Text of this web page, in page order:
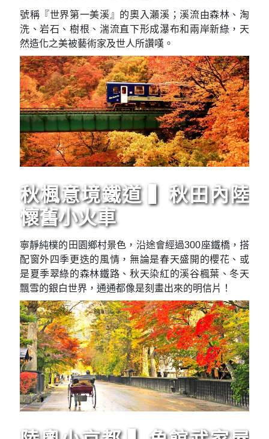
號稱『世界第一美溪』的奧入瀨溪；溪流由森林、淘
洗、岩石、樹根、湍流直下形成瀑布和兩岸新綠，天
然造化之美被藝術家及世人所讚嘆。
秋楓意境鐵道 ▍秋田內陸
懷舊小火車
寧靜純樸的田園鄉村景色，沿途會經過300座鐵橋，搭
配窗外四季更迭的風情，無論是春天盛開的櫻花、或
是夏季翠綠的森林鐵路、秋天染紅的溪谷楓葉、冬天
飄雪的銀白世界，通通都像是刻畫出來的明信片！